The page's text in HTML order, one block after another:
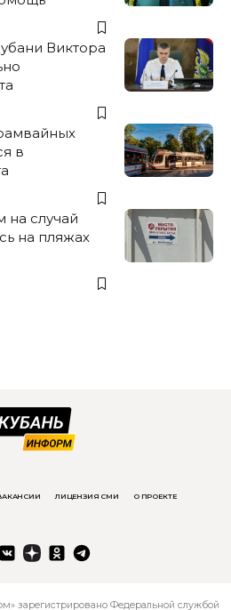
Виктора
в
на случай
на пляжах
ЛИЦЕНЗИЯ СМИ О ПРОЕКТЕ
зарегистрировано Федеральной службой